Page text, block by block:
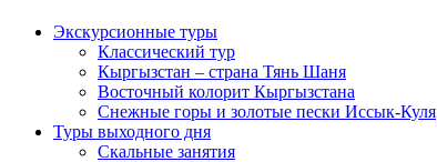
Экскурсионные туры
Классический тур
Кыргызстан – страна Тянь Шаня
Восточный колорит Кыргызстана
Снежные горы и золотые пески Иссык-Куля
Туры выходного дня
Скальные занятия